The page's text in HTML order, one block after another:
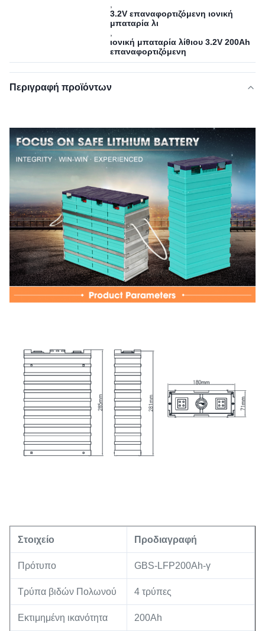
3.2V επαναφορτιζόμενη ιονική
μπαταρία λι
ιονική μπαταρία λίθιου 3.2V 200Ah
επαναφορτιζόμενη
Περιγραφή προϊόντων
Στοιχείο Προδιαγραφή
Πρότυπο GBS-LFP200Ah-γ
Τρύπα βιδών Πολωνού 4 τρύπες
Εκτιμημένη ικανότητα 200Ah